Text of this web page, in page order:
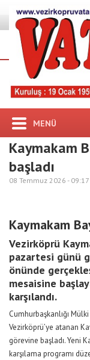
MENÜ
Kaymakam
başladı
08 Temmuz 2026 - 09:17
Kaymakam
Vezirköprü
pazartesi günü
önünde
mesaisine
karşılandı.
Cumhurbaşkanlığı
Vezirköprü’ye atanan
görevine başladı. Yeni
karşılama programı